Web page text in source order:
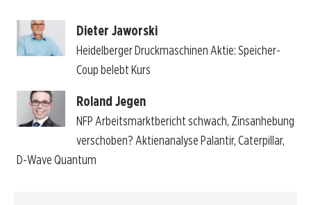
Dieter Jaworski
Heidelberger Druckmaschinen Aktie: Speicher-
Coup belebt Kurs
Roland Jegen
NFP Arbeitsmarktbericht schwach, Zinsanhebung
verschoben? Aktienanalyse Palantir, Caterpillar,
D-Wave Quantum